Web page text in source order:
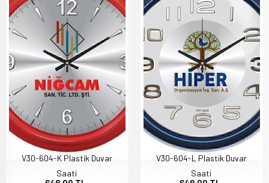
V30-604-K Plastik Duvar
Saati
V30-604-L Plastik Duvar
Saati